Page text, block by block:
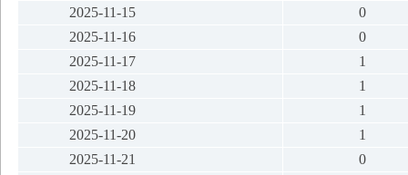
2025-11-15
0
2025-11-16
0
2025-11-17
1
2025-11-18
1
2025-11-19
1
2025-11-20
1
2025-11-21
0